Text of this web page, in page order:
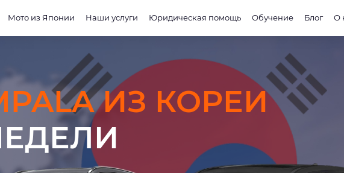
Мото из Японии Наши услуги Юридическая помощь Обучение Блог О
ИЗ КОРЕИ